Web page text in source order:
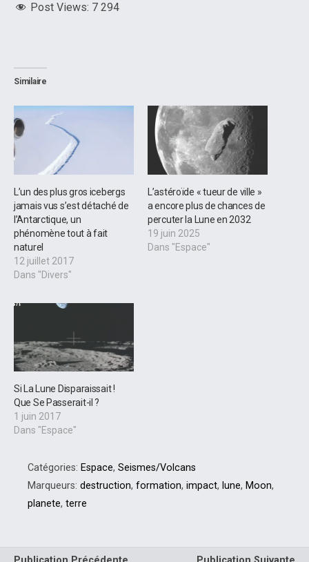
Post Views: 7 294
Similaire
L’un des plus gros icebergs
jamais vus s’est détaché de
l’Antarctique, un
phénomène tout à fait
naturel
12 juillet 2017
Dans "Divers"
L’astéroïde « tueur de ville »
a encore plus de chances de
percuter la Lune en 2032
19 juin 2025
Dans "Espace"
Si La Lune Disparaissait !
Que Se Passerait-il ?
1 juin 2017
Dans "Espace"
Catégories: Espace, Seismes/Volcans
Marqueurs: destruction, formation, impact, lune, Moon,
planete, terre